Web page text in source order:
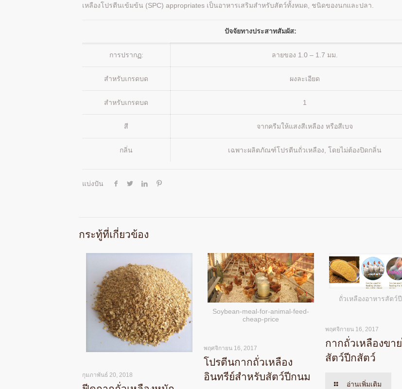
เหลืองโปรตีนเข้มข้น (SPC) appropriates เป็นอาหารเสริมสำหรับสัตว์ทั้งหมด, ชนิดของนกและปลา.
ปัจจัยทางประสาทสัมผัส:
การปรากฏ: ลายของ 1.0 – 1.7 มม.
สำหรับเกรดบด ผงละเอียด
สำหรับเกรดบด 1
สี จากครีมให้แสงสีเหลือง หรือสีเบจ
กลิ่น เฉพาะผลิตภัณฑ์โปรตีนถั่วเหลือง, โดยไม่ต้องปิดกลิ่น
แบ่งปัน
กระทู้ที่เกี่ยวข้อง
กุมภาพันธ์ 20, 2018
Soybean-meal-for-animal-feed-
cheap-price
พฤศจิกายน 16, 2017
โปรตีนกากถั่วเหลือง
อินทรีย์สำหรับสัตว์ปีกนม
ถั่วเหลืองอาหารสัตว์
พฤศจิกายน 16, 2017
กากถั่วเหลืองขา
สัตว์ปีกสัตว์
อ่านเพิ่มเติม